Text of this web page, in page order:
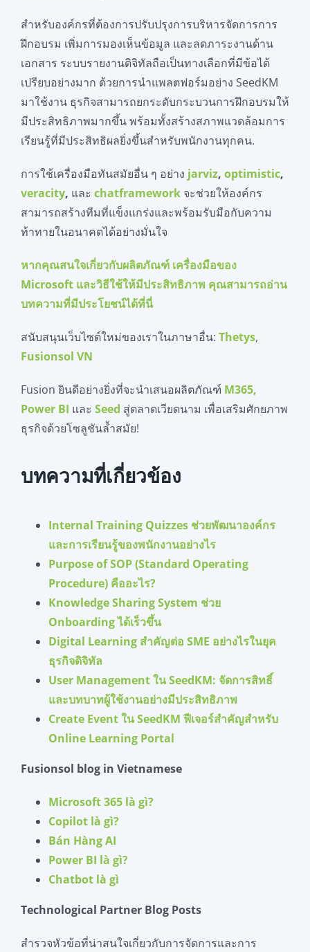
สำหรับองค์กรที่ต้องการปรับปรุงการบริหารจัดการการ
ฝึกอบรม เพิ่มการมองเห็นข้อมูล และลดภาระงานด้าน
เอกสาร ระบบรายงานดิจิทัลถือเป็นทางเลือกที่มีข้อได้
เปรียบอย่างมาก ด้วยการนำแพลตฟอร์มอย่าง SeedKM
มาใช้งาน ธุรกิจสามารถยกระดับกระบวนการฝึกอบรมให้
มีประสิทธิภาพมากขึ้น พร้อมทั้งสร้างสภาพแวดล้อมการ
เรียนรู้ที่มีประสิทธิผลยิ่งขึ้นสำหรับพนักงานทุกคน.
การใช้เครื่องมือทันสมัยอื่น ๆ อย่าง jarviz, optimistic,
veracity, และ chatframeworkจะช่วยให้องค์กร
สามารถสร้างทีมที่แข็งแกร่งและพร้อมรับมือกับความ
ท้าทายในอนาคตได้อย่างมั่นใจ
หากคุณสนใจเกี่ยวกับผลิตภัณฑ์ เครื่องมือของ
Microsoft และวิธีใช้ให้มีประสิทธิภาพ คุณสามารถอ่าน
บทความที่มีประโยชน์ได้ที่นี่
สนับสนุนเว็บไซต์ใหม่ของเราในภาษาอื่น: Thetys,
Fusionsol VN
Fusion ยินดีอย่างยิ่งที่จะนำเสนอผลิตภัณฑ์ M365,
Power BI และ Seed สู่ตลาดเวียดนาม เพื่อเสริมศักยภาพ
ธุรกิจด้วยโซลูชันล้ำสมัย!
บทความที่เกี่ยวข้อง
Internal Training Quizzes ช่วยพัฒนาองค์กร
และการเรียนรู้ของพนักงานอย่างไร
Purpose of SOP (Standard Operating
Procedure) คืออะไร?
Knowledge Sharing System ช่วย
Onboarding ได้เร็วขึ้น
Digital Learning สำคัญต่อ SME อย่างไรในยุค
ธุรกิจดิจิทัล
User Management ใน SeedKM: จัดการสิทธิ์
และบทบาทผู้ใช้งานอย่างมีประสิทธิภาพ
Create Event ใน SeedKM ฟีเจอร์สำคัญสำหรับ
Online Learning Portal
Fusionsol blog in Vietnamese
Microsoft 365 là gì?
Copilot là gì?
Bán HàngAI
Power BI là gì?
Chatbot là gì
Technological Partner Blog Posts
สำรวจหัวข้อที่น่าสนใจเกี่ยวกับการจัดการและการ